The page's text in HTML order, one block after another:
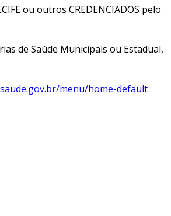
ou outros CREDENCIADOS pelo
de Saúde Municipais ou Estadual,
menu/home-default